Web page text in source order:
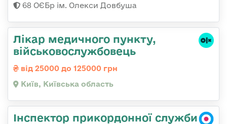
68 ОЄБр ім. Олекси Довбуша
Лікар медичного пункту,
військовослужбовець
від 25000 до 125000 грн
Київ, Київська область
Інспектор прикордонної служби